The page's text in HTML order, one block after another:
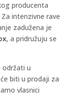
producenta
intenzivne rave
zadužena je
, a pridružuju se
održati u
biti u prodaji za
vlasnici